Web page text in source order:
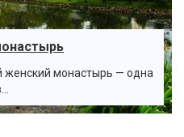
женский монастырь — одна